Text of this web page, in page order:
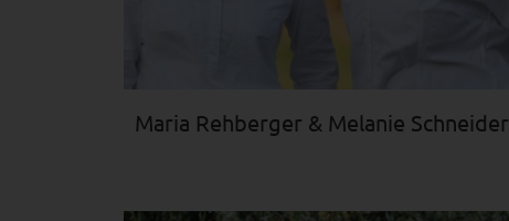
Maria Rehberger & Melanie Schneider